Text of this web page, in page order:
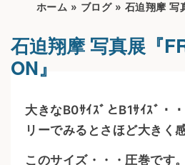
ホーム » ブログ» 石迫翔摩 写
石迫翔摩 写真展『
ON』
大きなB0ｻｲｽﾞとB1ｻｲｽﾞ・
リーでみるとさほど大きく
このサイズ・・・圧巻です。